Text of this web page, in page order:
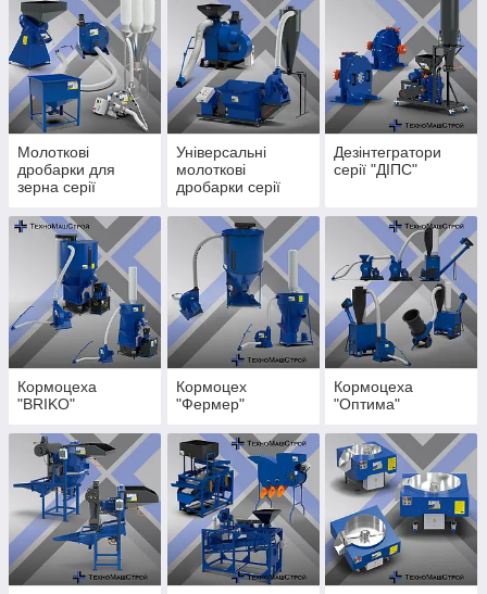
Молоткові
дробарки для
зерна серії
"Universal-11" та
"Lider-4"
Універсальні
молоткові
дробарки серії
Дезінтегратори
серії "ДІПС"
Кормоцеха
"BRIKO"
Кормоцех
"Фермер"
Кормоцеха
"Оптима"